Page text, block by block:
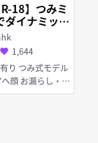
R-18】つみミ
ダイナミック
ス
favorite 1,644
モデル
吹き くぱぁ 羞恥